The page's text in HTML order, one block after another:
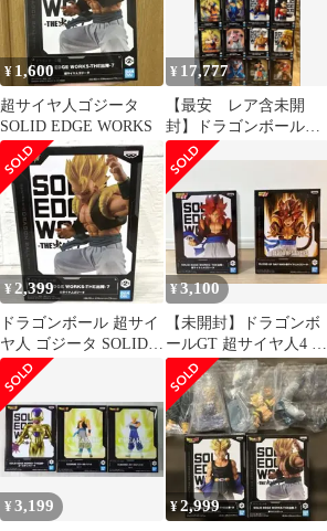
¥ 1,600
超サイヤ人ゴジータ
SOLID EDGE WORKS
¥ 17,777
【最安 レア含未開
封】ドラゴンボール
フィギュア 17点まと
め売りセット
¥2,399
ドラゴンボール 超サイ
ヤ人 ゴジータ SOLID
EDGE WORKS 出陣 7
¥3,100
【未開封】ドラゴンボ
ールGT 超サイヤ人4 ゴ
ジータ フィギュア 2種
セット
¥3,199 ¥2,999